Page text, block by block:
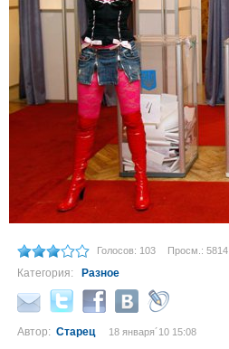
Голосов: 103 Просм.: 5814
Категория: Разное
Автор: Старец 18 января´10 15:08